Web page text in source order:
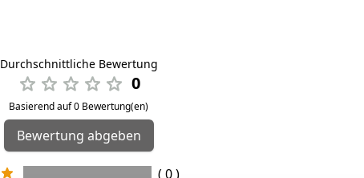
Durchschnittliche Bewertung
0
Basierend auf 0 Bewertung(en)
Bewertung abgeben
( 0 )